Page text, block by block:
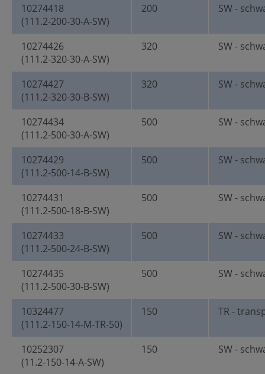
10274418
(111.2-200-30-A-SW)
200 SW -
10274426
(111.2-320-30-A-SW)
320 SW -
10274427
(111.2-320-30-B-SW)
320 SW -
10274434
(111.2-500-30-A-SW)
500 SW -
10274429
(111.2-500-14-B-SW)
500 SW -
10274431
(111.2-500-18-B-SW)
500 SW -
10274433
(111.2-500-24-B-SW)
500 SW -
10274435
(111.2-500-30-B-SW)
500 SW -
10324477
(111.2-150-14-M-TR-50)
150 TR -
10252307
(11.2-150-14-A-SW)
150 SW -